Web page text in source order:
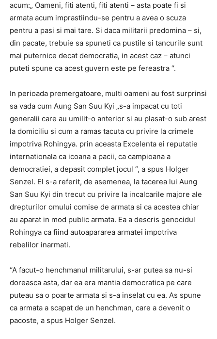
acum:„ Oameni, fiti atenti, fiti atenti – asta poate fi si
armata acum imprastiindu-se pentru a avea o scuza
pentru a pasi si mai tare. Si daca militarii predomina – si,
din pacate, trebuie sa spuneti ca pustile si tancurile sunt
mai puternice decat democratia, in acest caz – atunci
puteti spune ca acest guvern este pe fereastra “.
In perioada premergatoare, multi oameni au fost surprinsi
sa vada cum Aung San Suu Kyi „s-a impacat cu toti
generalii care au umilit-o anterior si au plasat-o sub arest
la domiciliu si cum a ramas tacuta cu privire la crimele
impotriva Rohingya. prin aceasta Excelenta ei reputatie
internationala ca icoana a pacii, ca campioana a
democratiei, a depasit complet jocul “, a spus Holger
Senzel. El s-a referit, de asemenea, la tacerea lui Aung
San Suu Kyi din trecut cu privire la incalcarile majore ale
drepturilor omului comise de armata si ca acestea chiar
au aparat in mod public armata. Ea a descris genocidul
Rohingya ca fiind autoapararea armatei impotriva
rebelilor inarmati.
“A facut-o henchmanul militarului, s-ar putea sa nu-si
doreasca asta, dar ea era mantia democratica pe care
puteau sa o poarte armata si s-a inselat cu ea. As spune
ca armata a scapat de un henchman, care a devenit o
pacoste, a spus Holger Senzel.